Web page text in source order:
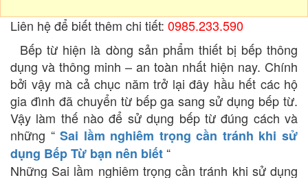
Liên hệ để biết thêm chi tiết: 0985.233.590
Bếp từ hiện là dòng sản phẩm thiết bị bếp thông
dụng và thông minh – an toàn nhất hiện nay. Chính
bởi vậy mà cả chục năm trở lại đây hầu hết các hộ
gia đình đã chuyển từ bếp ga sang sử dụng bếp từ.
Vậy làm thế nào để sử dụng bếp từ đúng cách và
những “Sai lầm nghiêm trọng cần tránh khi sử
dụng Bếp Từ bạn nên biết“
Những Sai lầm nghiêm trọng cần tránh khi sử dụng